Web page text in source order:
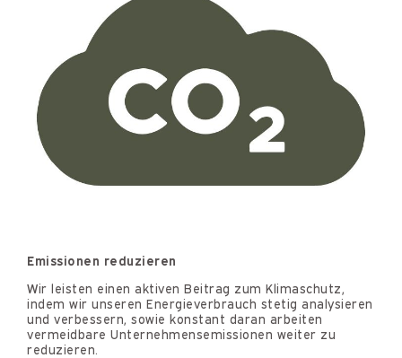
Emissionen reduzieren
Wir leisten einen aktiven Beitrag zum Klimaschutz,
indem wir unseren Energieverbrauch stetig analysieren
und verbessern, sowie konstant daran arbeiten
vermeidbare Unternehmensemissionen weiter zu
reduzieren.